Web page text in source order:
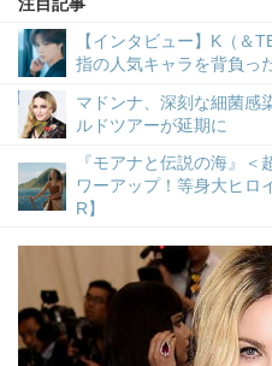
【インタビュー】K（＆
指の人気キャラを背負っ
マドンナ、深刻な細菌感
ルドツアーが延期に
『モアナと伝説の海』
ワーアップ！等身大ヒロ
R】